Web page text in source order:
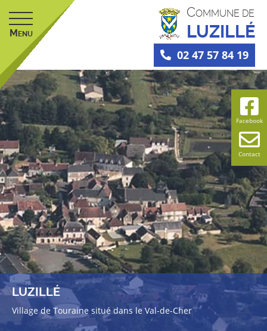
Facebook
Contact
M ENU
COMMUNE DE
LUZILLÉ
02 47 57 84 19
LUZILLÉ
Village de Touraine situé dans le Val-de-Cher